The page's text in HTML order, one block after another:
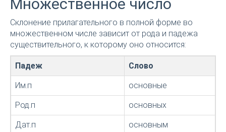
Множественное число
Склонение прилагательного в полной форме во
множественном числе зависит от рода и падежа
существительного, к которому оно относится:
Падеж Слово
Им.п основные
Род.п основных
Дат.п основным